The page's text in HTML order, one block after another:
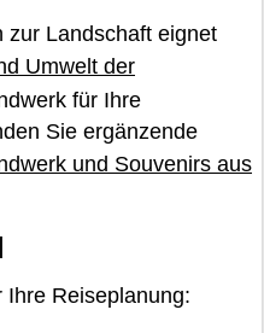
zur Landschaft eignet
Umwelt der
für Ihre
Sie ergänzende
und Souvenirs aus
Ihre Reiseplanung: